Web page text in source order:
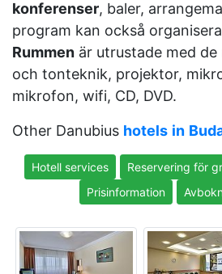
konferenser, baler,
program kan också
Rummen är utrustade med
och tonteknik, projektor,
mikrofon, wifi, CD, DVD.
Other Danubius hotels in
Hotell services Reservering för
Prisinformation